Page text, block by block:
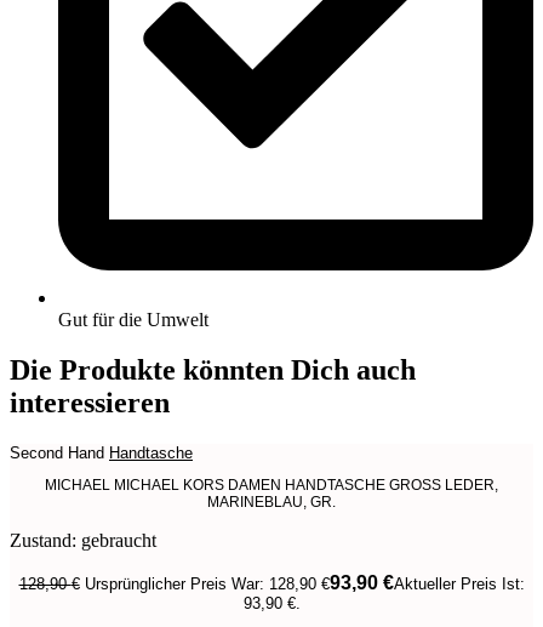
Gut für die Umwelt
Die Produkte könnten Dich auch
interessieren
Second Hand Handtasche
MICHAEL MICHAEL KORS DAMEN HANDTASCHE GROSS LEDER,
MARINEBLAU, GR.
Zustand: gebraucht
128,90€ Ursprünglicher Preis War: 128,90 €93,90 €Aktueller Preis Ist:
93,90 €.